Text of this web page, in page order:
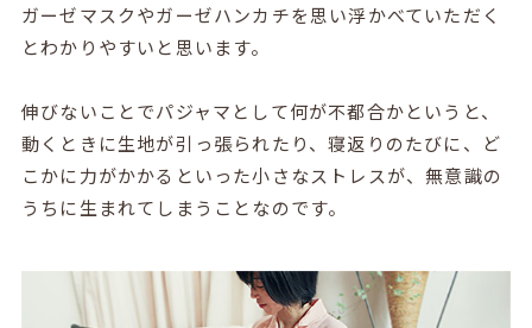
ガーゼマスクやガーゼハンカチを思い浮かべていただく
とわかりやすいと思います。
伸びないことでパジャマとして何が不都合かというと、
動くときに生地が引っ張られたり、寝返りのたびに、ど
こかに力がかかるといった小さなストレスが、無意識の
うちに生まれてしまうことなのです。